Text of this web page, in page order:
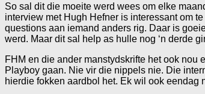
So sal dit die moeite werd wees om elke
interview met Hugh Hefner is interessant om
questions aan iemand anders rig. Daar is
werd. Maar dit sal help as hulle nog ‘n derde
FHM en die ander manstydskrifte het ook nou
Playboy gaan. Nie vir die nippels nie. Die
hierdie fokken aardbol het. Ek wil ook eendag